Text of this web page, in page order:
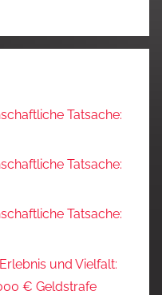
Tatsache:
Tatsache:
Tatsache:
und Vielfalt:
€ Geldstrafe